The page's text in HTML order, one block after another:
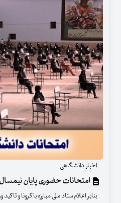
اخبار دانشگاهی
امتحانات حضوری پایان نیمسال
بنابر اعلام ستاد ملی مبارزه با کرونا و